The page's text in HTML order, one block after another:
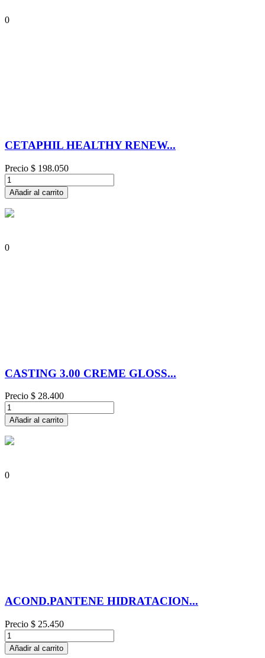
0
CETAPHIL HEALTHY RENEW...
Precio $ 198.050
Añadir al carrito
0
CASTING 3.00 CREME GLOSS...
Precio $ 28.400
Añadir al carrito
0
ACOND.PANTENE HIDRATACION...
Precio $ 25.450
Añadir al carrito